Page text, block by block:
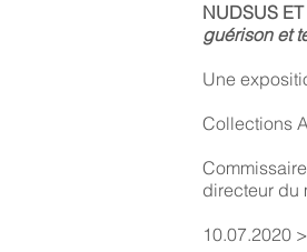
NUDSUS
guérison et
Une
Collections
directeur du
10.07.2020